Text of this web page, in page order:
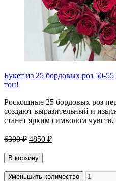
Букет из 25 бордовых роз 50-
тон!
Роскошные 25 бордовых роз
создают выразительный и
станет ярким символом
6300 ₽ 4850 ₽
В корзину
Уменьшить количество